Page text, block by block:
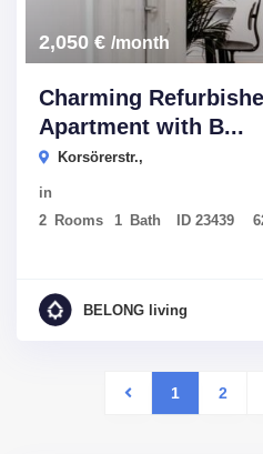
2,050 €/month
Charming
Apartment with B...
Korsörerstr.,
in
2 Rooms 1 Bath ID23439
BELONG living
1 2